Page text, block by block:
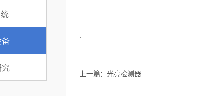
备
究
.
上一篇： 光亮检测器